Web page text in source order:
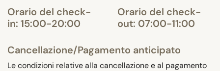
Orario del check-
in: 15:00-20:00
Orario del check-
out: 07:00-11:00
Cancellazione/Pagamento anticipato
Le condizioni relative alla cancellazione e al pagamento